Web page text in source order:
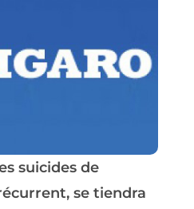
suicides de
se tiendra